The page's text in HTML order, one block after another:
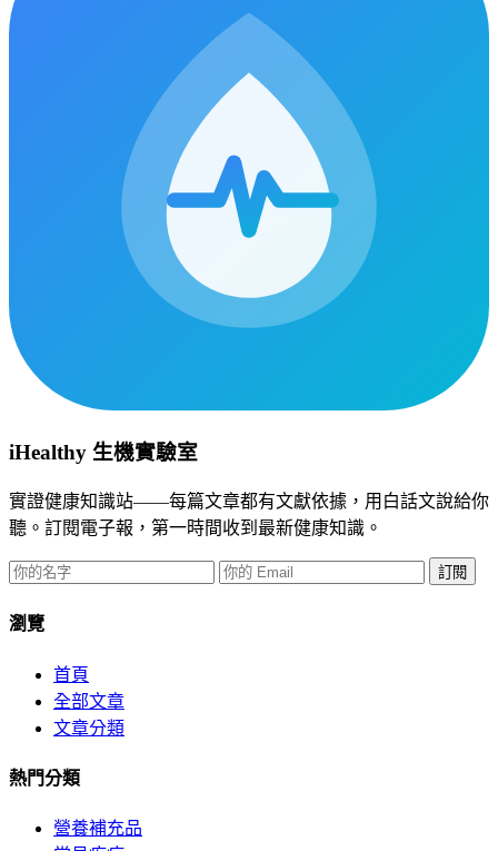
iHealthy 生機實驗室
實證健康知識站——每篇文章都有文獻依據，用白話文說給你
聽。訂閱電子報，第一時間收到最新健康知識。
訂閱
瀏覽
首頁
全部文章
文章分類
熱門分類
營養補充品